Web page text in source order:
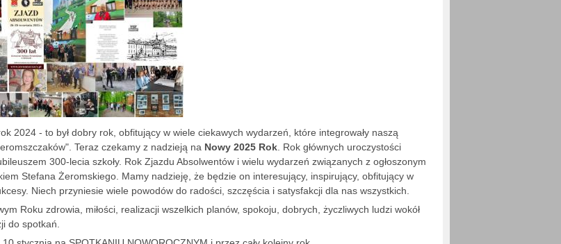
2024 - to był dobry rok, obfitujący w wiele ciekawych wydarzeń, które integrowały naszą
Teraz czekamy z nadzieją na Nowy 2025 Rok . Rok głównych uroczystości
300-lecia szkoły. Rok Zjazdu Absolwentów i wielu wydarzeń związanych z ogłoszonym
Stefana Żeromskiego. Mamy nadzieję, że będzie on interesujący, inspirujący, obfitujący w
Niech przyniesie wiele powodów do radości, szczęścia i satysfakcji dla nas wszystkich.
Roku zdrowia, miłości, realizacji wszelkich planów, spokoju, dobrych, życzliwych ludzi wokół
do spotkań.